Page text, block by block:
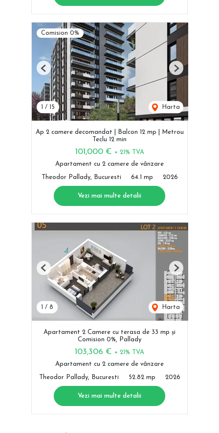
Comision 0%
/ 15 Harta
Previous Next
Ap 2 camere decomandat | Balcon 12 mp | Metrou
Teclu 12 min
101,000 € + 21% TVA
Apartament cu 2 camere de vânzare
Theodor Pallady, Bucuresti 64.1 mp 2026
Vezi mai multe detalii
1 / 8 Harta
Previous Next
Apartament 2 Camere cu terasa de 33 mp și
Comision 0%, Pallady
103,306 € + 21% TVA
Apartament cu 2 camere de vânzare
Theodor Pallady, Bucuresti 52.82 mp 2026
Vezi mai multe detalii